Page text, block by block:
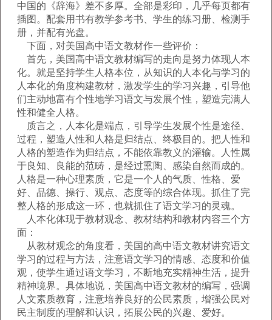
中国的《辞海》差不多厚。全部是彩印，几乎每页都有
插图。配套用书有教学参考书、学生的练习册、检测手
册，并配有光盘。
下面，对美国高中语文教材作一些评价：
首先，美国高中语文教材编写的走向是努力体现人本
化。就是坚持学生人格本位，从知识的人本化与学习的
人本化的角度构建教材，激发学生的学习兴趣，引导他
们主动地富有个性地学习语文与发展个性，塑造完满人
性和健全人格。
质言之，人本化是端点，引导学生发展个性是途径、
过程，塑造人性和人格是归结点、终极目的。把人性和
人格的塑造作为归结点，不能依靠教义的灌输。人性属
于良知、良能的范畴，是经过熏陶、感染自然而成的。
人格是一种心理素质，它是一个人的气质、性格、爱
好、品德、操行、观点、态度等的综合体现。抓住了完
整人格的形成这一环，也就抓住了语文学习的灵魂。
人本化体现于教材观念、教材结构和教材内容三个方
面：
从教材观念的角度看，美国的高中语文教材讲究语文
学习的过程与方法，注意语文学习的情感、态度和价值
观，使学生通过语文学习，不断地充实精神生活，提升
精神境界。具体地说，美国高中语文教材的编写，强调
人文素质教育，注意培养良好的公民素质，增强公民对
民主制度的理解和认识，拓展公民的兴趣、爱好。